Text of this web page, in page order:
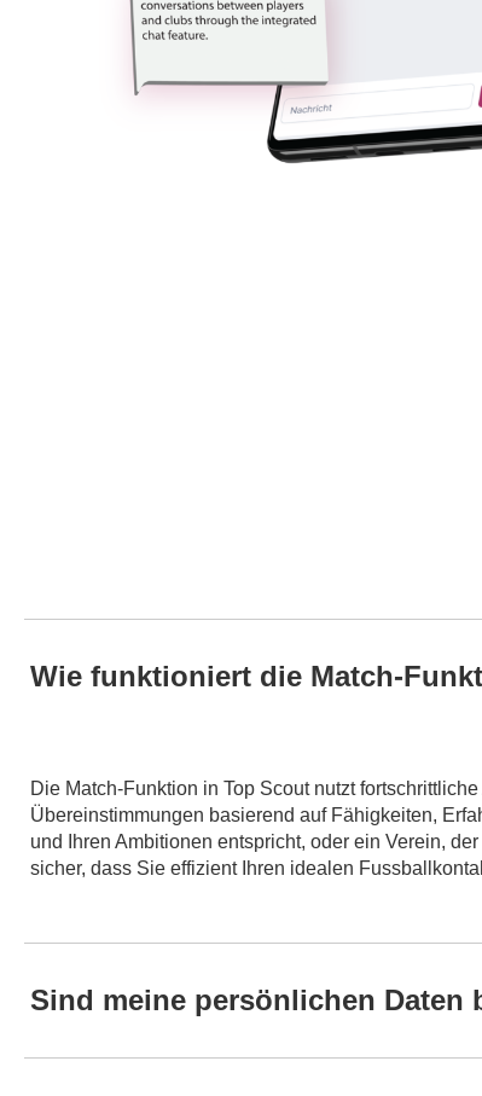
Wie funktioniert die Match-
Die Match-Funktion in Top Scout nutzt
Übereinstimmungen basierend auf Fähigkeiten,
und Ihren Ambitionen entspricht, oder ein Verein,
sicher, dass Sie effizient Ihren idealen
Sind meine persönlichen Daten